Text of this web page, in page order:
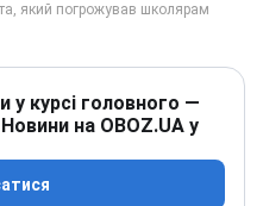
у курсі головного —
на OBOZ.UA у